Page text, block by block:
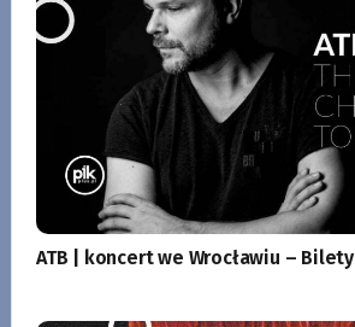
ATB | koncert we Wrocławiu – Bilety